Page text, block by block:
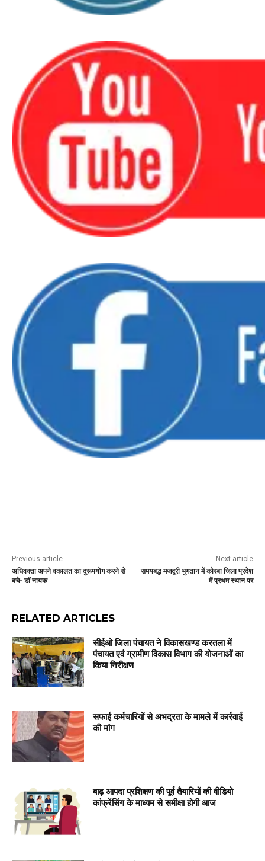
Previous article
अधिवक्ता अपने वकालत का दुरूपयोग करने से
बचे- डॉ नायक
Next article
समयबद्ध मजदूरी भुगतान में कोरबा जिला प्रदेश
में प्रथम स्थान पर
RELATED ARTICLES
सीईओ जिला पंचायत ने विकासखण्ड करतला में
पंचायत एवं ग्रामीण विकास विभाग की योजनाओं का
किया निरीक्षण
सफाई कर्मचारियों से अभद्रता के मामले में कार्रवाई
की मांग
बाढ़ आपदा प्रशिक्षण की पूर्व तैयारियों की वीडियो
कांफ्रेंसिंग के माध्यम से समीक्षा होगी आज